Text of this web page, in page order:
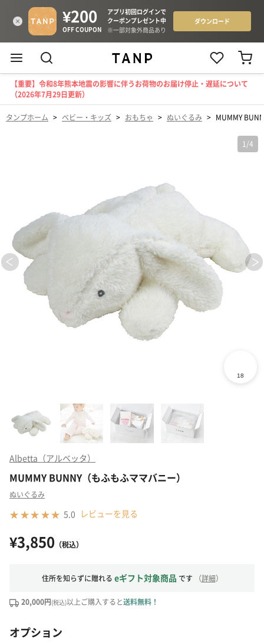
【重要】令和8年熊本地震の影響に伴うお荷物のお届け停止・遅延について
（2026年7月29日更新）
タンプホーム > ベビー・キッズ > おもちゃ > ぬいぐるみ > MUMMY
1 /4
Albetta（アルベッタ）
MUMMY BUNNY（もふもふママバニー）
ぬいぐるみ
5.0 レビューを見る
¥3,850 （税込）
住所を知らずに贈れる eギフト対象商品 です （詳細）
20,000円(税込)以上ご購入すると送料無料！
オプション